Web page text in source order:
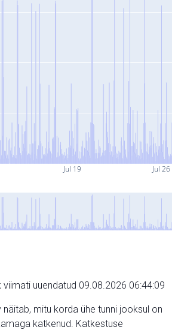
Jul 19 Jul 26
viimati uuendatud 09.08.2026 06:44:09
mitu korda ühe tunni jooksul on
katkenud. Katkestuse